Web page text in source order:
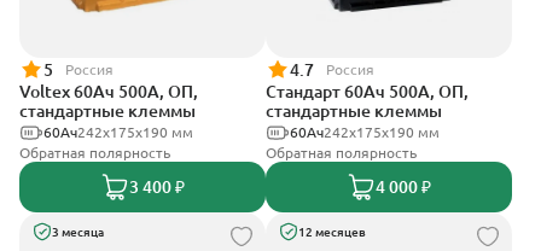
5 Россия
Voltex 60Ач 500А, ОП,
стандартные клеммы
242х175х190 мм
60Ач
Обратная полярность
3 400 ₽
4.7 Россия
Стандарт 60Ач 500А, ОП,
стандартные клеммы
242x175x190 мм
60Ач
Обратная полярность
4 000 ₽
3 месяца 12 месяцев